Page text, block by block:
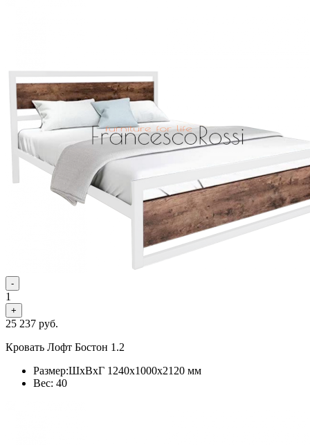
-
1
+
25 237 руб.
Кровать Лофт Бостон 1.2
Размер:ШхВхГ 1240x1000x2120 мм
Вес: 40